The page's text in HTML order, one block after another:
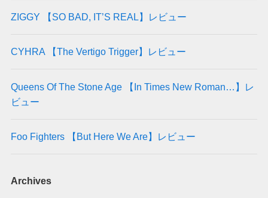
ZIGGY 【SO BAD, IT’S REAL】レビュー
CYHRA 【The Vertigo Trigger】レビュー
Queens Of The Stone Age 【In Times New Roman…】レ
ビュー
Foo Fighters 【But Here We Are】レビュー
Archives